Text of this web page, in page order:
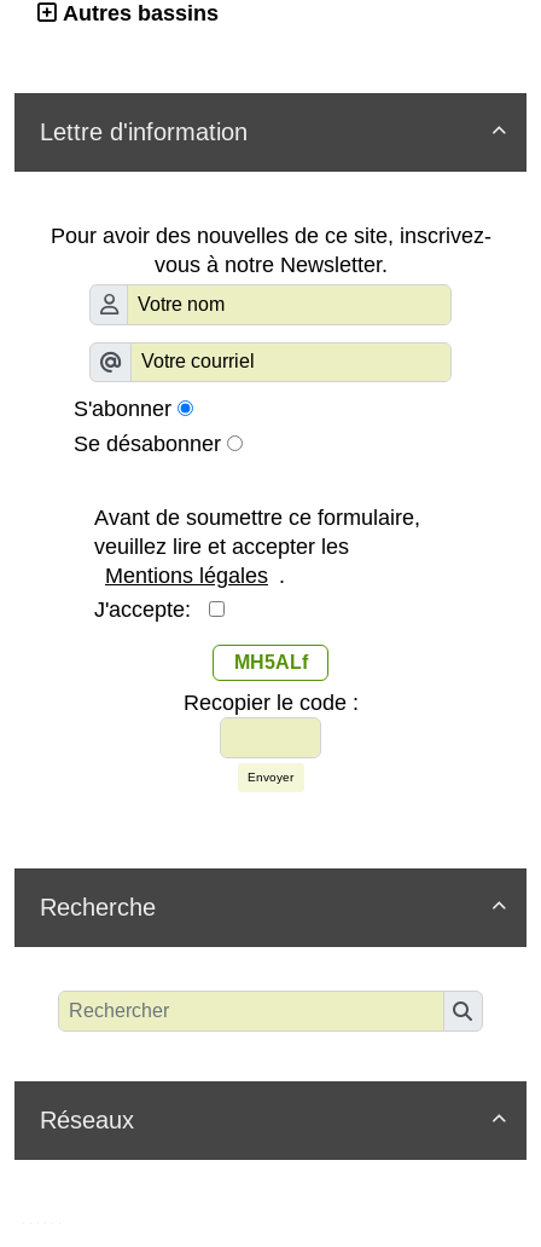
Autres bassins

Lettre d'information
Pour avoir des nouvelles de ce site, inscrivez-
vous à notre Newsletter.
S'abonner
Se désabonner
Avant de soumettre ce formulaire,
veuillez lire et accepter les
Mentions légales .
J'accepte:
MH5ALf
Recopier le code :
Envoyer

Recherche

Réseaux